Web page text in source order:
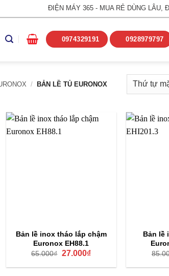
ĐIỆN MÁY 365 - MUA RẺ DÙNG LÂU,
0974329191 0928979797
/ BẢN LỀ TỦ EURONOX
Bản lề inox tháo lắp chậm
Euronox EH88.1
65.000₫ Giá
là:
27.000₫Giá
tại
Bản lề